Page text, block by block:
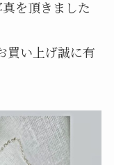
を頂きました
買い上げ誠に有